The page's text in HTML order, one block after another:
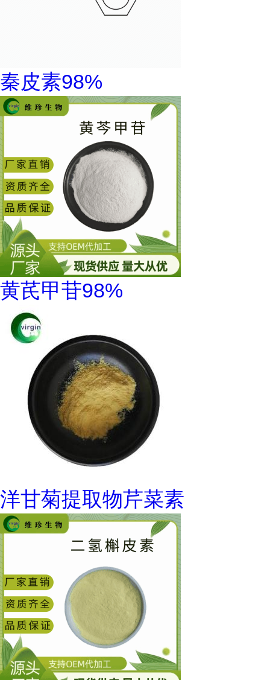
秦皮素98%
黄芪甲苷98%
洋甘菊提取物芹菜素